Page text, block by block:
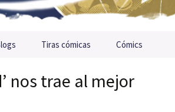
Tiras cómicas Cómics
nos trae al mejor